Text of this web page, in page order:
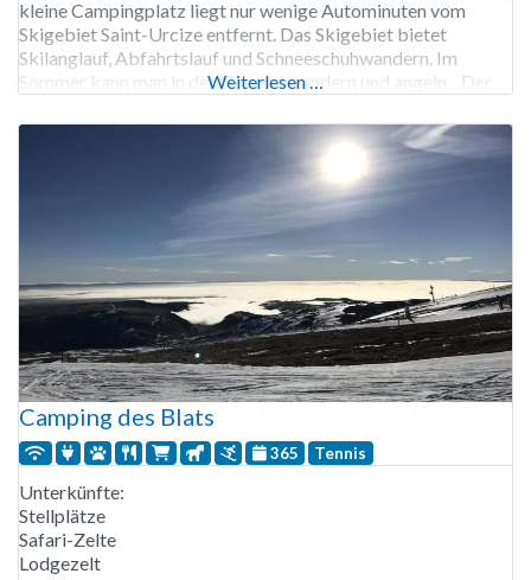
kleine Campingplatz liegt nur wenige Autominuten vom
Skigebiet Saint-Urcize entfernt. Das Skigebiet bietet
Skilanglauf, Abfahrtslauf und Schneeschuhwandern. Im
Sommer kann man in der Gegend wandern und angeln. Der
Stellplätze können von Anfang Mai bis
Weiterlesen …
Camping des Blats
365 Tennis
Unterkünfte:
Stellplätze
Safari-Zelte
Lodgezelt